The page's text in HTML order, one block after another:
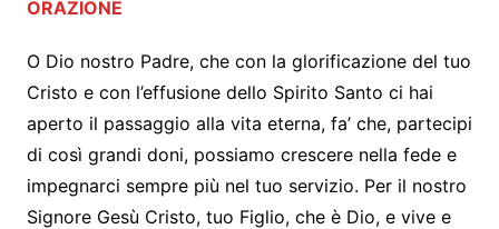
ORAZIONE
O Dio nostro Padre, che con la glorificazione del tuo
Cristo e con l’effusione dello Spirito Santo ci hai
aperto il passaggio alla vita eterna, fa’ che, partecipi
di così grandi doni, possiamo crescere nella fede e
impegnarci sempre più nel tuo servizio. Per il nostro
Signore Gesù Cristo, tuo Figlio, che è Dio, e vive e